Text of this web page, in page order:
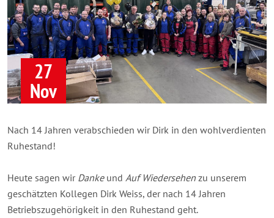
27
Nov
Nach 14 Jahren verabschieden wir Dirk in den wohlverdienten
Ruhestand!
Heute sagen wir Dankeund Auf Wiedersehen zu unserem
geschätzten Kollegen Dirk Weiss, der nach 14 Jahren
Betriebszugehörigkeit in den Ruhestand geht.